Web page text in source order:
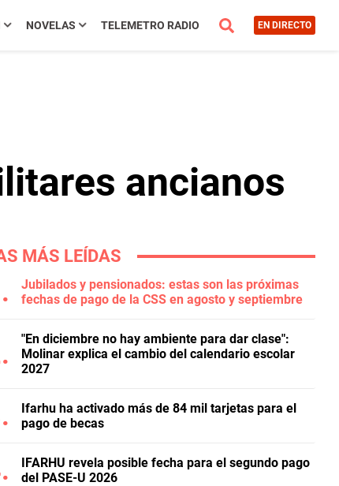
NOVELAS TELEMETRO RADIO EN DIRECTO
ancianos
MÁS LEÍDAS
Jubilados y pensionados: estas son las próximas
fechas de pago de la CSS en agosto y septiembre
"En diciembre no hay ambiente para dar clase":
Molinar explica el cambio del calendario escolar
2027
Ifarhu ha activado más de 84 mil tarjetas para el
pago de becas
IFARHU revela posible fecha para el segundo pago
del PASE-U 2026